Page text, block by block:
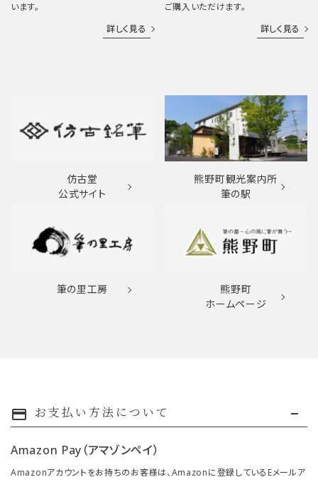
います。
詳しく見る
ご購入いただけます。
詳しく見る
仿古堂
公式サイト
熊野町観光案内所
筆の駅
筆の里工房
熊野町
ホームページ
payment お支払い方法について
Amazon Pay（アマゾンペイ）
Amazonアカウントをお持ちのお客様は、Amazonに登録しているEメールア